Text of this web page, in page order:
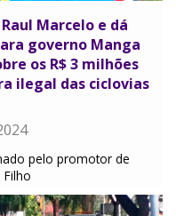
Marcelo e dá
governo Manga
os R$ 3 milhões
ilegal das ciclovias
pelo promotor de
Filho